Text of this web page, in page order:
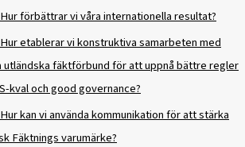
förbättrar vi våra internationella resultat?
etablerar vi konstruktiva samarbeten med
utländska fäktförbund för att uppnå bättre regler
kval och good governance?
kan vi använda kommunikation för att stärka
Fäktnings varumärke?